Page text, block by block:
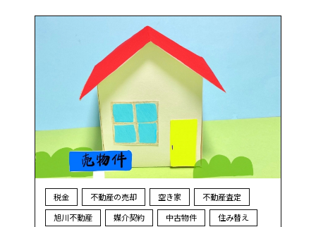
税金 不動産の売却 空き家
不動産査定
旭川不動産
媒介契約 中古物件
住み替え